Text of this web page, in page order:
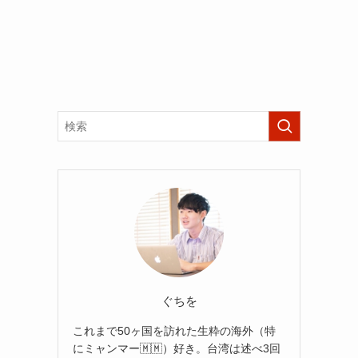
ぐちを
これまで50ヶ国を訪れた生粋の海外（特
にミャンマー🇲🇲）好き。台湾は述べ3回